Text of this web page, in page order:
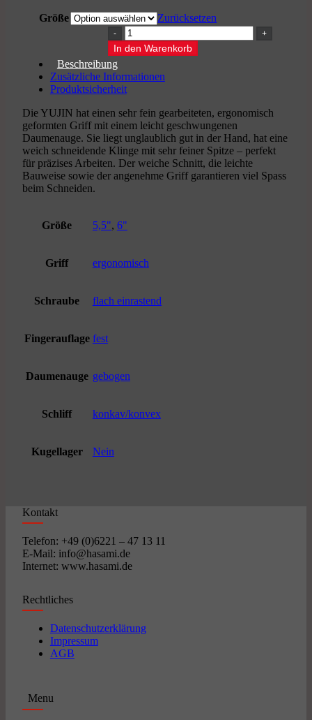
Größe Zurücksetzen
YUJIN
-
japanische
Menge
In den Warenkorb
Beschreibung
Zusätzliche Informationen
Produktsicherheit
Die YUJIN hat einen sehr fein gearbeiteten, ergonomisch
geformten Griff mit einem leicht geschwungenen
Daumenauge. Sie liegt unglaublich gut in der Hand, hat eine
weich schneidende Klinge mit sehr feiner Spitze – perfekt
für präzises Arbeiten. Der weiche Schnitt, die leichte
Bauweise sowie der angenehme Griff garantieren viel Spass
beim Schneiden.
Größe 5,5", 6"
Griff ergonomisch
Schraube flach einrastend
Fingerauflage fest
Daumenauge gebogen
Schliff konkav/konvex
Kugellager Nein
Kontakt
Telefon: +49 (0)6221 – 47 13 11
E-Mail: info@hasami.de
Internet: www.hasami.de
Rechtliches
Datenschutzerklärung
Impressum
AGB
Menu